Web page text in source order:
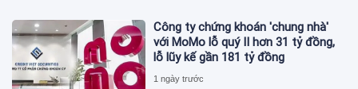
Công ty chứng khoán 'chung nhà'
với MoMo lỗ quý II hơn 31 tỷ đồng,
lỗ lũy kế gần 181 tỷ đồng
1 ngày trước